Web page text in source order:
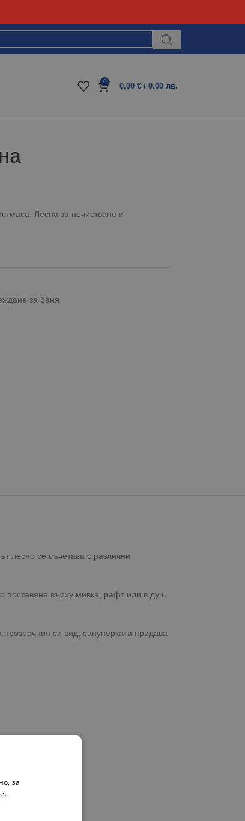
Блог
0
0.00 € / 0.00 лв.
Лесна за почистване и
за баня
лесно се съчетава с различни
поставяне върху мивка, рафт или в душ
си вид, сапунерката придава
за